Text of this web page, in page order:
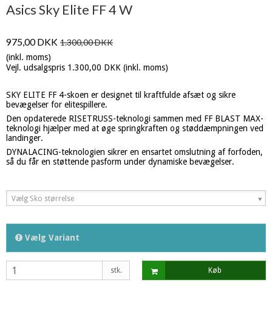
Asics Sky Elite FF 4 W
975,00 DKK 1.300,00 DKK
(inkl. moms)
Vejl. udsalgspris 1.300,00 DKK (inkl. moms)
SKY ELITE FF 4-skoen er designet til kraftfulde afsæt og sikre
bevægelser for elitespillere.
Den opdaterede RISETRUSS-teknologi sammen med FF BLAST MAX-
teknologi hjælper med at øge springkraften og støddæmpningen ved
landinger.
DYNALACING-teknologien sikrer en ensartet omslutning af forfoden,
så du får en støttende pasform under dynamiske bevægelser.
Vælg Sko størrelse
Vælg Variant
stk. Køb